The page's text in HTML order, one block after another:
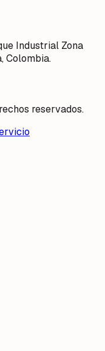
Industrial Zona
Colombia.
reservados.